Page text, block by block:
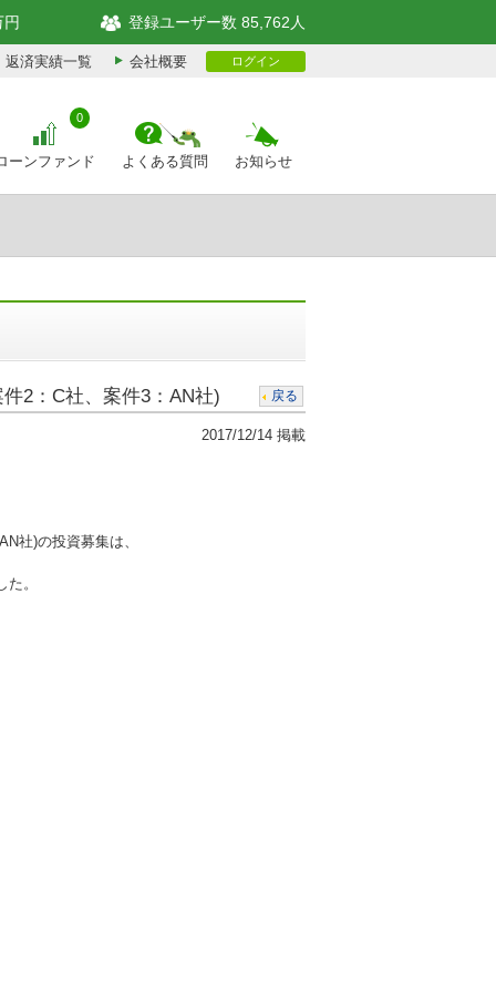
円 登録ユーザー数 85,762人
返済実績一覧 会社概要 ログイン
ーンファンド
0
よくある質問 お知らせ
2：C社、案件3：AN社) 戻る
2017/12/14 掲載
社)の投資募集は、
。